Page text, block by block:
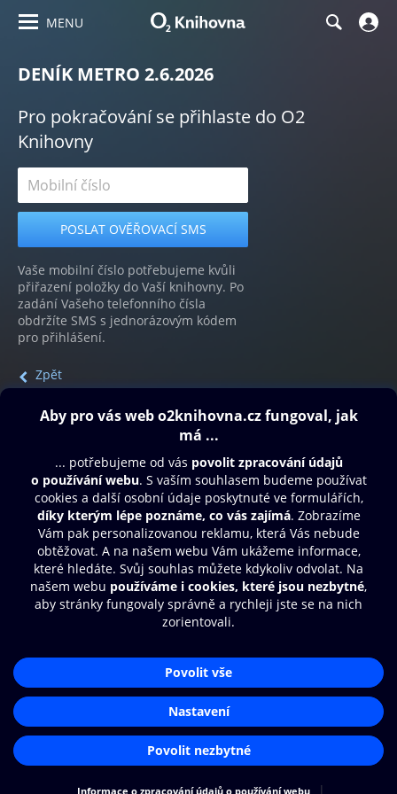
MENU
DENÍK METRO 2.6.2026
Pro pokračování se přihlaste do O2
Knihovny
Vaše mobilní číslo potřebujeme kvůli
přiřazení položky do Vaší knihovny. Po
zadání Vašeho telefonního čísla
obdržíte SMS s jednorázovým kódem
pro přihlášení.
Zpět
Obsah ke stažení
Moje O2 Knihovna
Další zábava
© O2 Czech Republic a.s.
Přístupnost
Zásady zpracování osobních údajů
Nastavení cookies
Aplikace O2 Knihovna
Čti a poslouchej své e-knihy a
audioknihy rychleji a pohodlněji.